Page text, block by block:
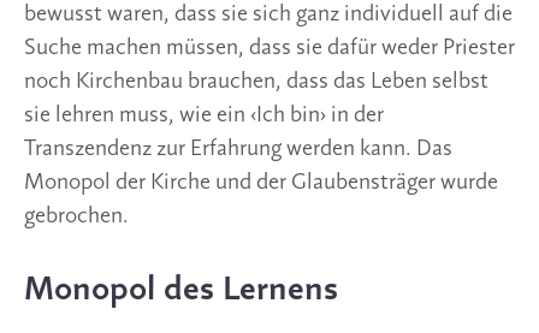
bewusst waren, dass sie sich ganz individuell auf die
Suche machen müssen, dass sie dafür weder Priester
noch Kirchenbau brauchen, dass das Leben selbst
sie lehren muss, wie ein ‹Ich bin› in der
Transzendenz zur Erfahrung werden kann. Das
Monopol der Kirche und der Glaubensträger wurde
gebrochen.
Monopol des Lernens